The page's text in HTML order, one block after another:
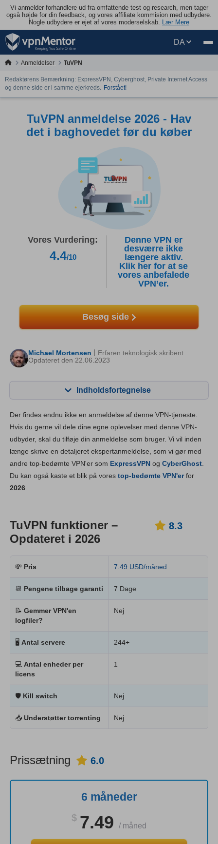
Vi anmelder forhandlere ud fra omfattende test og research, men tager
også højde for din feedback, og vores affiliate kommision med udbydere.
Nogle udbydere er ejet af vores moderselskab. Lær Mere
DA
Anmeldelser TuVPN
Redaktørens Bemærkning: ExpressVPN, Cyberghost, Private Internet Access
og denne side er i samme ejerkreds. Forstået!
TuVPN anmeldelse 2026 - Hav
det i baghovedet før du køber
Vores Vurdering:
4.4/10
Denne VPN er
desværre ikke
længere aktiv.
Klik her for at se
vores anbefalede
VPN’er.
Besøg side
Michael Mortensen
Opdateret den 22.06.2023
Erfaren teknologisk skribent
Indholdsfortegnelse
Nøglefunktioner 8.3
Installation og apps 8.9
Pålidelighed og support 8.5
Der findes endnu ikke en anmeldelse af denne VPN-tjeneste.
Hvis du gerne vil dele dine egne oplevelser med denne VPN-
udbyder, skal du tilføje din anmeldelse som bruger. Vi vil inden
længe skrive en detaljeret ekspertanmeldelse, som vi gør med
andre top-bedømte VPN'er som ExpressVPN og CyberGhost.
Du kan også kaste et blik på vores top-bedømte VPN'erfor
2026.
TuVPN funktioner –
Opdateret i 2026
8.3
💸 Pris 7.49 USD/måned
📆 Pengene tilbage garanti 7 Dage
📝 Gemmer VPN'en
logfiler?
Nej
🖥 Antal servere 244+
💻 Antal enheder per
licens
1
🛡 Kill switch Nej
📥 Understøtter torrenting Nej
Prissætning 6.0
6 måneder
$ 7.49 / måned